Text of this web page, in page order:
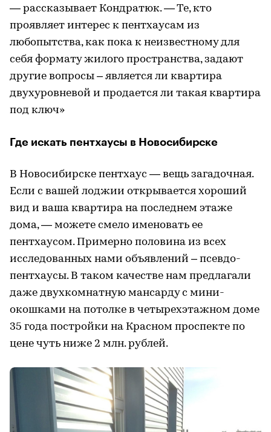
— рассказывает Кондратюк. — Те, кто
проявляет интерес к пентхаусам из
любопытства, как пока к неизвестному для
себя формату жилого пространства, задают
другие вопросы – является ли квартира
двухуровневой и продается ли такая квартира
под ключ»
Где искать пентхаусы в Новосибирске
В Новосибирске пентхаус — вещь загадочная.
Если с вашей лоджии открывается хороший
вид и ваша квартира на последнем этаже
дома, — можете смело именовать ее
пентхаусом. Примерно половина из всех
исследованных нами объявлений – псевдо-
пентхаусы. В таком качестве нам предлагали
даже двухкомнатную мансарду с мини-
окошками на потолке в четырехэтажном доме
35 года постройки на Красном проспекте по
цене чуть ниже 2 млн. рублей.